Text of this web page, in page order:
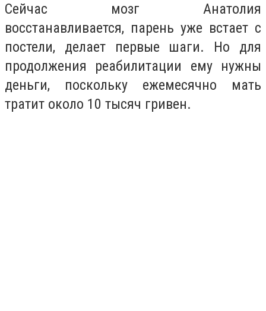
Сейчас мозг Анатолия
восстанавливается, парень уже встает с
постели, делает первые шаги. Но для
продолжения реабилитации ему нужны
деньги, поскольку ежемесячно мать
тратит около 10 тысяч гривен.